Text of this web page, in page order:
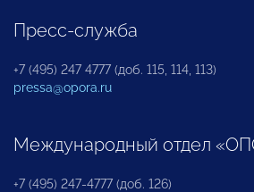
Пресс-служба
+7 (495) 247 4777 (доб. 115, 114, 113)
pressa@opora.ru
Международный отдел
+7 (495) 247-4777 (доб. 126)